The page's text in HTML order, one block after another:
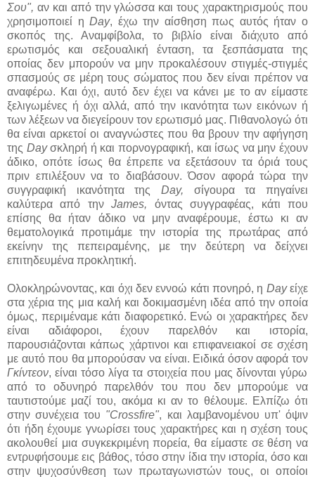
Σου", αν και από την γλώσσα και τους χαρακτηρισμούς που
χρησιμοποιεί ηDay, έχω την αίσθηση πως αυτός ήταν ο
σκοπός της. Αναμφίβολα, το βιβλίο είναι διάχυτο από
ερωτισμός και σεξουαλική ένταση, τα ξεσπάσματα της
οποίας δεν μπορούν να μην προκαλέσουν στιγμές-στιγμές
σπασμούς σε μέρη τους σώματος που δεν είναι πρέπον να
αναφέρω. Και όχι, αυτό δεν έχει να κάνει με το αν είμαστε
ξελιγωμένες ή όχι αλλά, από την ικανότητα των εικόνων ή
των λέξεων να διεγείρουν τον ερωτισμό μας. Πιθανολογώ ότι
θα είναι αρκετοί οι αναγνώστες που θα βρουν την αφήγηση
της Dayσκληρή ή και πορνογραφική, και ίσως να μην έχουν
άδικο, οπότε ίσως θα έπρεπε να εξετάσουν τα όριά τους
πριν επιλέξουν να το διαβάσουν. Όσον αφορά τώρα την
συγγραφική ικανότητα της Day, σίγουρα τα πηγαίνει
καλύτερα από τηνJames, όντας συγγραφέας, κάτι που
επίσης θα ήταν άδικο να μην αναφέρουμε, έστω κι αν
θεματολογικά προτιμάμε την ιστορία της πρωτάρας από
εκείνην της πεπειραμένης, με την δεύτερη να δείχνει
επιτηδευμένα προκλητική.
Ολοκληρώνοντας, και όχι δεν εννοώ κάτι πονηρό, η Dayείχε
στα χέρια της μια καλή και δοκιμασμένη ιδέα από την οποία
όμως, περιμέναμε κάτι διαφορετικό. Ενώ οι χαρακτήρες δεν
είναι αδιάφοροι, έχουν παρελθόν και ιστορία,
παρουσιάζονται κάπως χάρτινοι και επιφανειακοί σε σχέση
με αυτό που θα μπορούσαν να είναι. Ειδικά όσον αφορά τον
Γκίντεον, είναι τόσο λίγα τα στοιχεία που μας δίνονται γύρω
από το οδυνηρό παρελθόν του που δεν μπορούμε να
ταυτιστούμε μαζί του, ακόμα κι αν το θέλουμε. Ελπίζω ότι
στην συνέχεια του "Crossfire", και λαμβανομένου υπ' όψιν
ότι ήδη έχουμε γνωρίσει τους χαρακτήρες και η σχέση τους
ακολουθεί μια συγκεκριμένη πορεία, θα είμαστε σε θέση να
εντρυφήσουμε εις βάθος, τόσο στην ίδια την ιστορία, όσο και
στην ψυχοσύνθεση των πρωταγωνιστών τους, οι οποίοι